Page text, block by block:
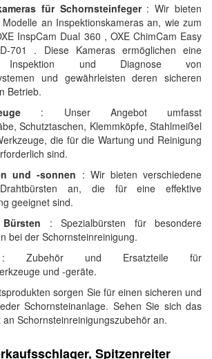
für Schornsteinfeger: Wir bieten
an Inspektionskameras an, wie zum
InspCam Dual 360 , OXE ChimCam Easy
701 . Diese Kameras ermöglichen eine
Inspektion und Diagnose von
und gewährleisten deren sicheren
Betrieb.
: Unser Angebot umfasst
Schutztaschen, Klemmköpfe, Stahlmeißel
die für die Wartung und Reinigung
sind.
und -sonnen : Wir bieten verschiedene
an, die für eine effektive
geeignet sind.
: Spezialbürsten für besondere
bei der Schornsteinreinigung.
und Ersatzteile für
und -geräte.
sorgen Sie für einen sicheren und
Schornsteinanlage. Sehen Sie sich das
Schornsteinreinigungszubehör an.
Spitzenreiter